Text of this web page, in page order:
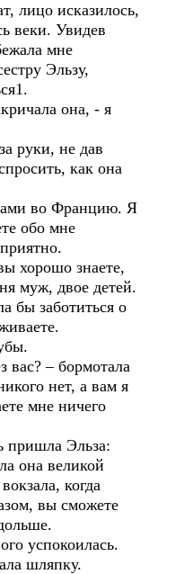
лицо исказилось,
веки. Увидев
мне
Эльзу,
она, - я
руки, не дав
как она
во Францию. Я
обо мне
хорошо знаете,
муж, двое детей.
бы заботиться о
вас? – бормотала
нет, а вам я
мне ничего
пришла Эльза:
она великой
когда
вы сможете
успокоилась.
шляпку.